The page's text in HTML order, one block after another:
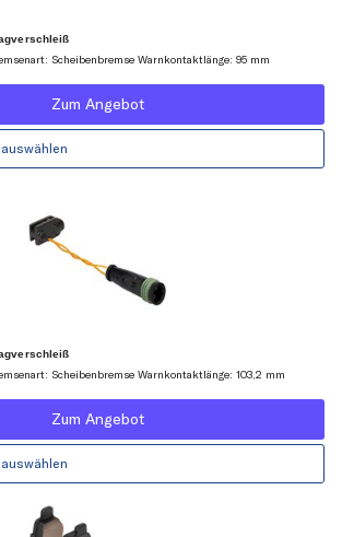
Scheibenbremse Warnkontaktlänge: 95 mm
Zum Angebot
Scheibenbremse Warnkontaktlänge: 103,2 mm
Zum Angebot